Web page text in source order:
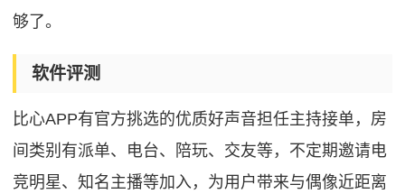
够了。
软件评测
比心APP有官方挑选的优质好声音担任主持接单，房
间类别有派单、电台、陪玩、交友等，不定期邀请电
竞明星、知名主播等加入，为用户带来与偶像近距离